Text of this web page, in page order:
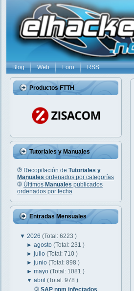
Blog Web Foro RSS
Productos FTTH
Tutoriales y Manuales
Recopilación de Tutoriales y
Manuales ordenados por categorías
Últimos Manuales publicados
ordenados por fecha
Entradas Mensuales
▼ 2026 (Total: 6223 )
►agosto(Total: 231 )
►julio(Total: 710 )
►junio(Total: 898 )
►mayo(Total: 1081 )
▼abril(Total: 978 )
SAP npm infectados